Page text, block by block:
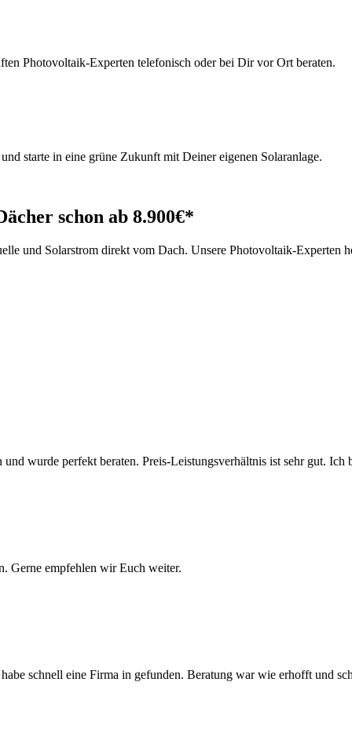
Photovoltaik-Experten telefonisch oder bei Dir vor Ort beraten.
starte in eine grüne Zukunft mit Deiner eigenen Solaranlage.
schon ab 8.900€*
und Solarstrom direkt vom Dach. Unsere Photovoltaik-
wurde perfekt beraten. Preis-Leistungsverhältnis ist sehr gut. Ich
Gerne empfehlen wir Euch weiter.
schnell eine Firma in gefunden. Beratung war wie erhofft und